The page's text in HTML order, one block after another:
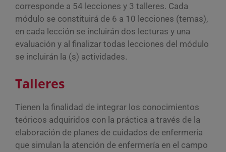
corresponde a 54 lecciones y 3 talleres. Cada
módulo se constituirá de 6 a 10 lecciones (temas),
en cada lección se incluirán dos lecturas y una
evaluación y al finalizar todas lecciones del módulo
se incluirán la (s) actividades.
Talleres
Tienen la finalidad de integrar los conocimientos
teóricos adquiridos con la práctica a través de la
elaboración de planes de cuidados de enfermería
que simulan la atención de enfermería en el campo